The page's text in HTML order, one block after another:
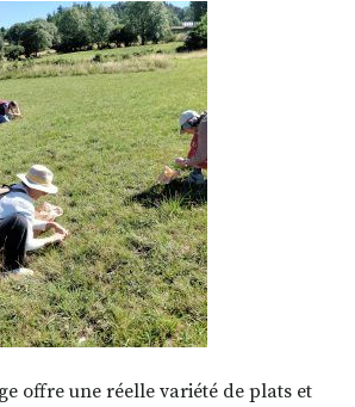
S'ABONNER
À LA NEWSLETTER
FACEBOOKINSTAGRAM
LINKEDINYOUTUBE
offre une réelle variété de plats et